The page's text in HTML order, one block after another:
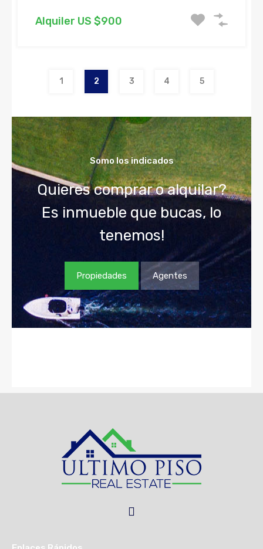
Alquiler US $900
1 2 3 4 5
Somo los indicados
Quieres comprar o alquilar?
Es inmueble que bucas, lo
tenemos!
Propiedades Agentes